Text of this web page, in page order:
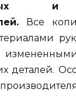
и
Все
деталей.